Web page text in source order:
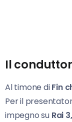
Il
Al timone diFin
Per il
impegno su Rai 3,